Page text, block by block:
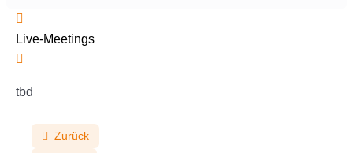
Live-Meetings
tbd
Zurück